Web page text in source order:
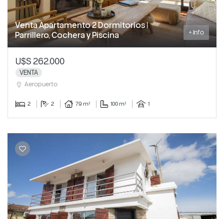
Venta Apartamento 2 Dormitorios |
Parrillero, Cochera y Piscina
+ Info
U$S 262.000
VENTA
Aeropuerto
2 2 79 m² 100 m² 1